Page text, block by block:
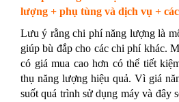
lượng + phụ tùng và dịch vụ +
Lưu ý rằng chi phí năng lượng là
giúp bù đắp cho các chi phí khác.
có giá mua cao hơn có thể tiết
thụ năng lượng hiệu quả. Vì giá
suốt quá trình sử dụng máy và đây